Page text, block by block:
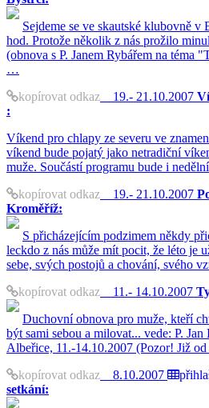
Sejdeme se ve skautské klubovně
hod. Protože několik z nás prožilo
(obnova s P. Janem Rybářem na téma
…
kopírovat odkaz 19.- 21.10.2007
:
Víkend pro chlapy ze severu ve
víkend bude pojatý jako netradiční
muže. Součástí programu bude i
kopírovat odkaz 19.- 21.10.2007
Kroměříž:
S přicházejícím podzimem někdy
leckdo z nás může mít pocit, že léto je
sebe, svých postojů a chování, svého
kopírovat odkaz 11.- 14.10.2007
Duchovní obnova pro muže, kteří
být sami sebou a milovat... vede: P.
Albeřice, 11.-14.10.2007 (Pozor! Již
kopírovat odkaz 8.10.2007
setkání: